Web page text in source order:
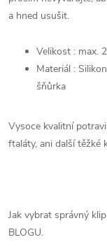
a hned usušit.
Velikost : max.
Materiál :
šňůrka
Vysoce kvalitní
ftaláty, ani další těžké
Jak vybrat správný
BLOGU.